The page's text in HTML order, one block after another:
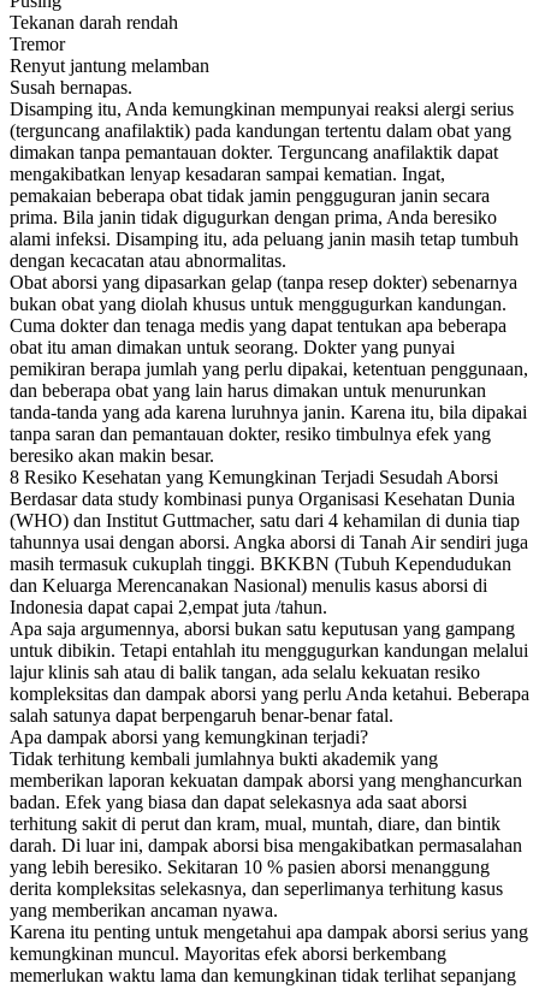
Tekanan darah rendah
Tremor
Renyut jantung melamban
Susah bernapas.
Disamping itu, Anda kemungkinan mempunyai reaksi alergi serius
(terguncang anafilaktik) pada kandungan tertentu dalam obat yang
dimakan tanpa pemantauan dokter. Terguncang anafilaktik dapat
mengakibatkan lenyap kesadaran sampai kematian. Ingat,
pemakaian beberapa obat tidak jamin pengguguran janin secara
prima. Bila janin tidak digugurkan dengan prima, Anda beresiko
alami infeksi. Disamping itu, ada peluang janin masih tetap tumbuh
dengan kecacatan atau abnormalitas.
Obat aborsi yang dipasarkan gelap (tanpa resep dokter) sebenarnya
bukan obat yang diolah khusus untuk menggugurkan kandungan.
Cuma dokter dan tenaga medis yang dapat tentukan apa beberapa
obat itu aman dimakan untuk seorang. Dokter yang punyai
pemikiran berapa jumlah yang perlu dipakai, ketentuan penggunaan,
dan beberapa obat yang lain harus dimakan untuk menurunkan
tanda-tanda yang ada karena luruhnya janin. Karena itu, bila dipakai
tanpa saran dan pemantauan dokter, resiko timbulnya efek yang
beresiko akan makin besar.
8 Resiko Kesehatan yang Kemungkinan Terjadi Sesudah Aborsi
Berdasar data study kombinasi punya Organisasi Kesehatan Dunia
(WHO) dan Institut Guttmacher, satu dari 4 kehamilan di dunia tiap
tahunnya usai dengan aborsi. Angka aborsi di Tanah Air sendiri juga
masih termasuk cukuplah tinggi. BKKBN (Tubuh Kependudukan
dan Keluarga Merencanakan Nasional) menulis kasus aborsi di
Indonesia dapat capai 2,empat juta /tahun.
Apa saja argumennya, aborsi bukan satu keputusan yang gampang
untuk dibikin. Tetapi entahlah itu menggugurkan kandungan melalui
lajur klinis sah atau di balik tangan, ada selalu kekuatan resiko
kompleksitas dan dampak aborsi yang perlu Anda ketahui. Beberapa
salah satunya dapat berpengaruh benar-benar fatal.
Apa dampak aborsi yang kemungkinan terjadi?
Tidak terhitung kembali jumlahnya bukti akademik yang
memberikan laporan kekuatan dampak aborsi yang menghancurkan
badan. Efek yang biasa dan dapat selekasnya ada saat aborsi
terhitung sakit di perut dan kram, mual, muntah, diare, dan bintik
darah. Di luar ini, dampak aborsi bisa mengakibatkan permasalahan
yang lebih beresiko. Sekitaran 10 % pasien aborsi menanggung
derita kompleksitas selekasnya, dan seperlimanya terhitung kasus
yang memberikan ancaman nyawa.
Karena itu penting untuk mengetahui apa dampak aborsi serius yang
kemungkinan muncul. Mayoritas efek aborsi berkembang
memerlukan waktu lama dan kemungkinan tidak terlihat sepanjang